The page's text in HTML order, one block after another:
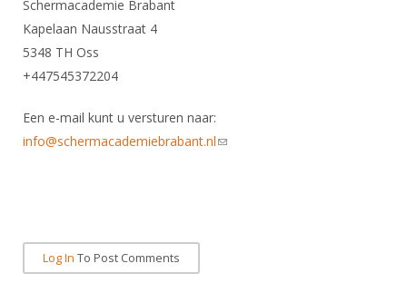
Schermacademie Brabant
Kapelaan Nausstraat 4
5348 TH Oss
+447545372204
Een e-mail kunt u versturen naar:
info@schermacademiebrabant.nl(link sends e-mail)
Log In To Post Comments